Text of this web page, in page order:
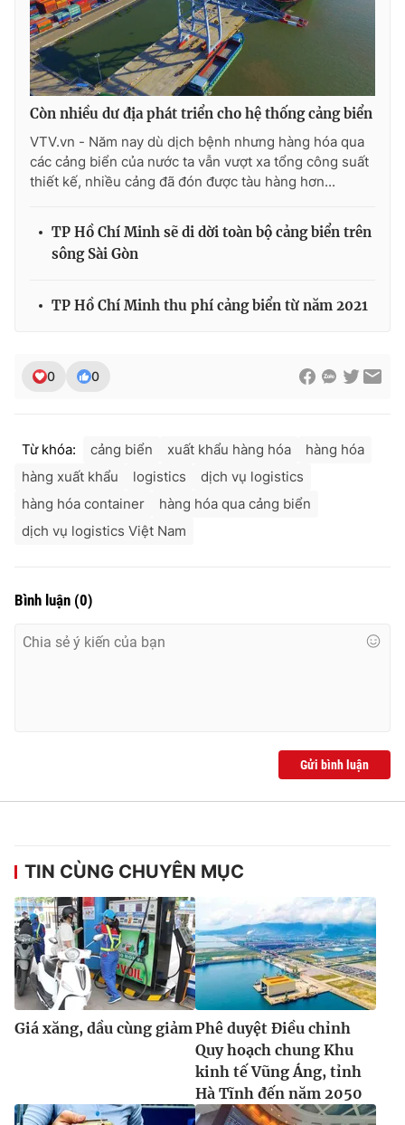
THỜI BÁO VTV
Theo dõi báo trên
Cơ quan chủ quản:Đài Truyền hình Việt Nam
Cơ quan báo chí:Thời báo VTV
cấp ngày 29/12/2023
024.38 355 931 - 024.38 355 932
Email:
toasoan@vtv.vn
Còn nhiều dư địa phát triển cho hệ thống cảng biển
VTV.vn - Năm nay dù dịch bệnh nhưng hàng hóa qua
các cảng biển của nước ta vẫn vượt xa tổng công suất
thiết kế, nhiều cảng đã đón được tàu hàng hơn...
TP Hồ Chí Minh sẽ di dời toàn bộ cảng biển trên
sông Sài Gòn
TP Hồ Chí Minh thu phí cảng biển từ năm 2021
0 0
Từ khóa: cảng biển xuất khẩu hàng hóa
hàng hóa
hàng xuất khẩu
logistics
dịch vụ logistics
hàng hóa container
hàng hóa qua cảng biển
dịch vụ logistics Việt Nam
Bình luận (0)
Gửi bình luận
TIN CÙNG CHUYÊN MỤC
Giá xăng, dầu cùng giảm Phê duyệt Điều chỉnh
Quy hoạch chung Khu
kinh tế Vũng Áng, tỉnh
Hà Tĩnh đến năm 2050